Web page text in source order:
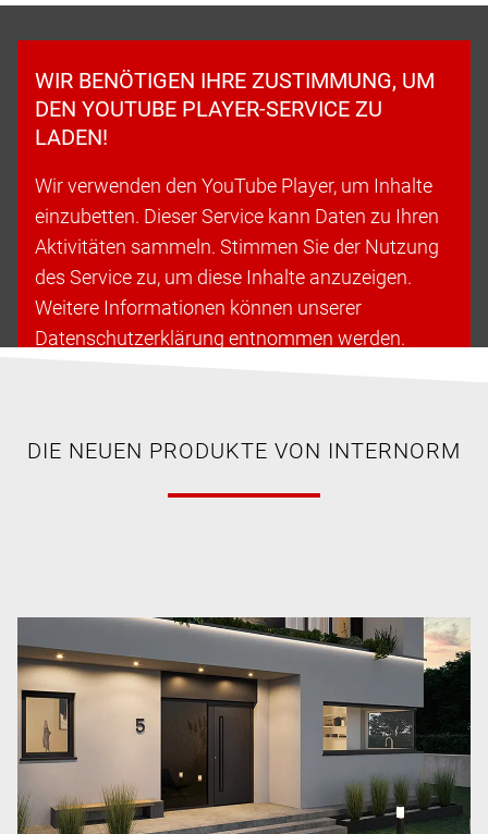
WIR BENÖTIGEN IHRE ZUSTIMMUNG, UM
DEN YOUTUBE PLAYER-SERVICE ZU
LADEN!
Wir verwenden den YouTube Player, um Inhalte
einzubetten. Dieser Service kann Daten zu Ihren
Aktivitäten sammeln. Stimmen Sie der Nutzung
des Service zu, um diese Inhalte anzuzeigen.
Weitere Informationen können unserer
Datenschutzerklärung entnommen werden.
DIE NEUEN PRODUKTE VON INTERNORM